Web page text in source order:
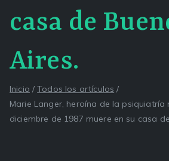
casa de
Aires.
Inicio
Todos los artículos
Marie Langer, heroína de la psiquiatría
diciembre de 1987 muere en su casa